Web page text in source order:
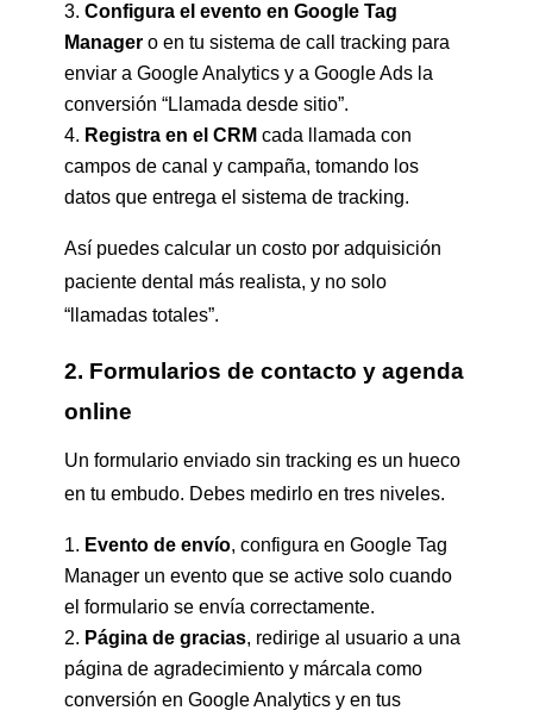
Configura el evento en Google Tag
Managero en tu sistema de call tracking para
enviar a Google Analytics y a Google Ads la
conversión “Llamada desde sitio”.
Registra en el CRM cada llamada con
campos de canal y campaña, tomando los
datos que entrega el sistema de tracking.
Así puedes calcular un costo por adquisición
paciente dental más realista, y no solo
“llamadas totales”.
2. Formularios de contacto y agenda
online
Un formulario enviado sin tracking es un hueco
en tu embudo. Debes medirlo en tres niveles.
Evento de envío, configura en Google Tag
Manager un evento que se active solo cuando
el formulario se envía correctamente.
Página de gracias, redirige al usuario a una
página de agradecimiento y márcala como
conversión en Google Analytics y en tus